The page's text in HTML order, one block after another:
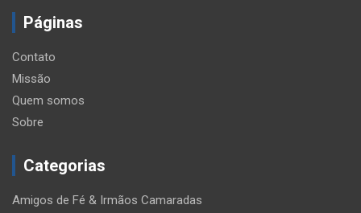
Páginas
Contato
Missão
Quem somos
Sobre
Categorias
Amigos de Fé & Irmãos Camaradas